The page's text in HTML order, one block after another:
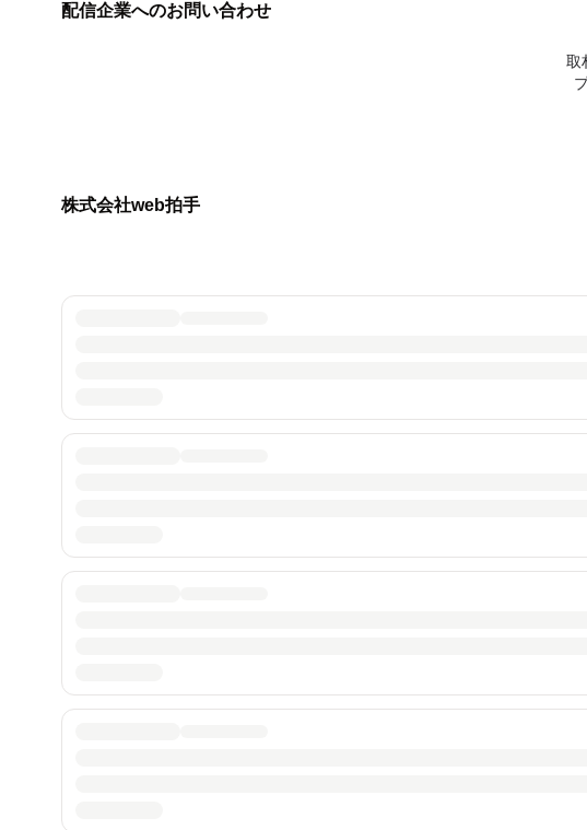
配信企業へのお問い合わせ
取
株式会社web拍手